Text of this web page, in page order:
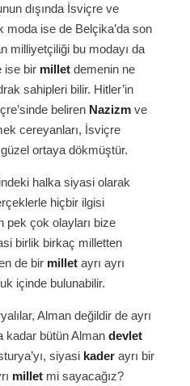
dışında İsviçre ve
moda ise de Belçika’da son
milliyetçiliği bu modayı da
ise bir millet demenin ne
sahipleri bilir. Hitler’in
beliren Nazizm ve
cereyanları, İsviçre
ortaya dökmüştür.
halka siyasi olarak
hiçbir ilgisi
pek çok olayları bize
birlik birkaç milletten
de bir millet ayrı ayrı
içinde bulunabilir.
Alman değildir de ayrı
kadar bütün Alman devlet
siyasi kader ayrı bir
millet mi sayacağız?